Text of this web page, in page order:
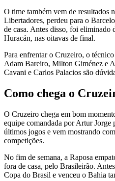
O time também vem de resultados
Libertadores, perdeu para o
de casa. Antes disso, foi eliminado
Huracán, nas oitavas de final.
Para enfrentar o Cruzeiro, o
Adam Bareiro, Milton Giménez e
Cavani e Carlos Palacios são
Como chega o
O Cruzeiro chega em bom
equipe comandada por Artur Jorge
últimos jogos e vem mostrando
competições.
No fim de semana, a Raposa
fora de casa, pelo Brasileirão.
Copa do Brasil e venceu o Bahia